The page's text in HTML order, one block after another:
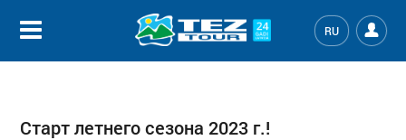
RU
Старт летнего сезона 2023 г.!